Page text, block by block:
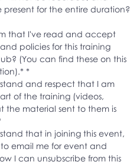
for the entire duration?
that I've read and accept
policies for this training
(You can find these on this
*
and respect that I am
of the training (videos,
material sent to them is
that in joining this event,
to email me for event and
I can unsubscribe from this